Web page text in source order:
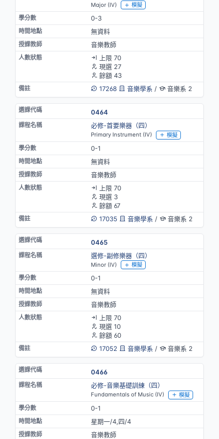
Major (IV) 模擬
0-3
無資料
音樂教師
上限 70
現選 27
餘額 43
17268
音樂學系 / 音樂系 2
0464
必修-首要樂器（四）
Primary Instrument (IV) 模擬
0-1
無資料
音樂教師
上限 70
現選 3
餘額 67
17035
音樂學系 / 音樂系 2
0465
選修-副修樂器（四）
Minor (IV) 模擬
0-1
無資料
音樂教師
上限 70
現選 10
餘額 60
17052
音樂學系 / 音樂系 2
0466
必修-音樂基礎訓練（四）
Fundamentals of Music (IV) 模擬
0-1
星期一/4,四/4
音樂教師